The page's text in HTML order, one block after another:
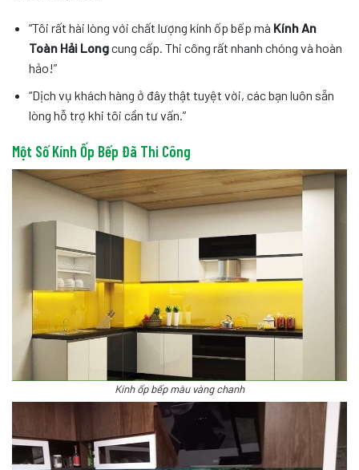
“Tôi rất hài lòng với chất lượng kính ốp bếp mà Kính An
Toàn Hải Longcung cấp. Thi công rất nhanh chóng và hoàn
hảo!”
“Dịch vụ khách hàng ở đây thật tuyệt vời, các bạn luôn sẵn
lòng hỗ trợ khi tôi cần tư vấn.”
Một Số Kính Ốp Bếp Đã Thi Công
Kính ốp bếp màu vàng chanh